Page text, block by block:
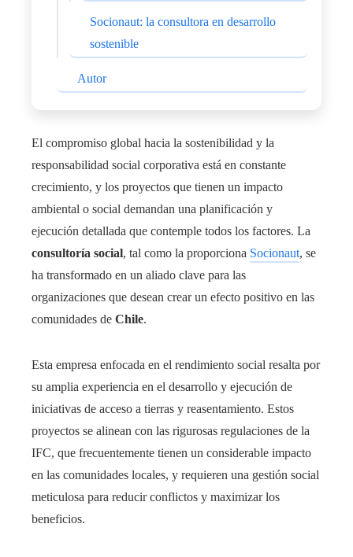
Socionaut: la consultora en desarrollo
sostenible
Autor
El compromiso global hacia la sostenibilidad y la
responsabilidad social corporativa está en constante
crecimiento, y los proyectos que tienen un impacto
ambiental o social demandan una planificación y
ejecución detallada que contemple todos los factores. La
consultoría social, tal como la proporciona Socionaut, se
ha transformado en un aliado clave para las
organizaciones que desean crear un efecto positivo en las
comunidades de Chile.
Esta empresa enfocada en el rendimiento social resalta por
su amplia experiencia en el desarrollo y ejecución de
iniciativas de acceso a tierras y reasentamiento. Estos
proyectos se alinean con las rigurosas regulaciones de la
IFC, que frecuentemente tienen un considerable impacto
en las comunidades locales, y requieren una gestión social
meticulosa para reducir conflictos y maximizar los
beneficios.